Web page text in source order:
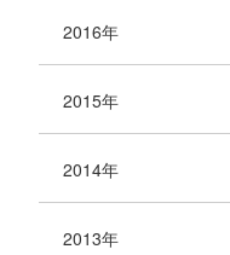
2016年
2015年
2014年
2013年